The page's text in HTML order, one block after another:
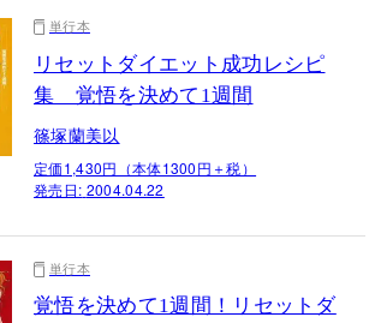
単行本
リセットダイエット成功レシピ
集 覚悟を決めて1週間
篠塚蘭美以
定価1,430円（本体1300円＋税）
発売日: 2004.04.22
単行本
覚悟を決めて1週間！リセットダ